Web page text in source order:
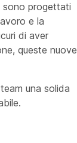
sono progettati
e la
di aver
queste nuove
una solida